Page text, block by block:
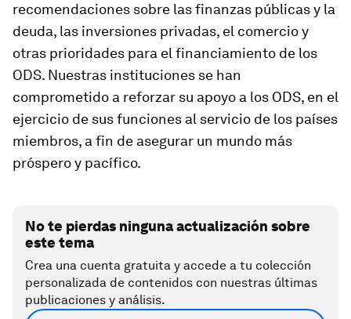
recomendaciones sobre las finanzas públicas y la
deuda, las inversiones privadas, el comercio y
otras prioridades para el financiamiento de los
ODS. Nuestras instituciones se han
comprometido a reforzar su apoyo a los ODS, en el
ejercicio de sus funciones al servicio de los países
miembros, a fin de asegurar un mundo más
próspero y pacífico.
No te pierdas ninguna actualización sobre
este tema
Crea una cuenta gratuita y accede a tu colección
personalizada de contenidos con nuestras últimas
publicaciones y análisis.